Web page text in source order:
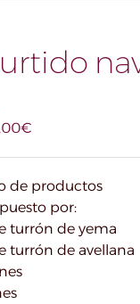
€
de productos
por:
turrón de yema
turrón de avellana